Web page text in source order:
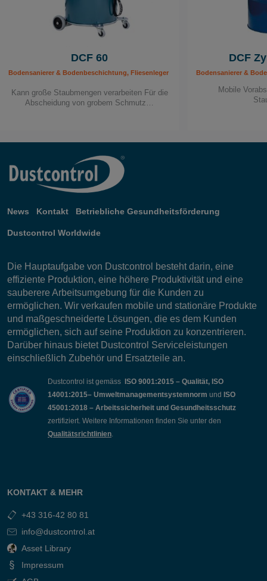
DCF 60
Bodensanierer & Bodenbeschichtung, Fliesenleger & Steinmetze, Maler &
Kann große Staubmengen verarbeiten Für die
Abscheidung von grobem Schmutz…
DCF
Bodensanierer &
Mobile
News Kontakt Betriebliche Gesundheitsförderung
Dustcontrol Worldwide
Die Hauptaufgabe von Dustcontrol besteht darin, eine
effiziente Produktion, eine höhere Produktivität und eine
sauberere Arbeitsumgebung für die Kunden zu
ermöglichen. Wir verkaufen mobile und stationäre Produkte
und maßgeschneiderte Lösungen, die es dem Kunden
ermöglichen, sich auf seine Produktion zu konzentrieren.
Darüber hinaus bietet Dustcontrol Serviceleistungen
einschließlich Zubehör und Ersatzteile an.
Dustcontrol ist gemäss
ISO 9001:2015 – Qualität, ISO
14001:2015– Umweltmanagementsystemnorm und ISO
45001:2018 – Arbeitssicherheit und Gesundheitsschutz
zertifiziert. Weitere Informationen finden Sie unter den
Qualitätsrichtlinien.
KONTAKT & MEHR
+43 316-42 80 81
info@dustcontrol.at
Asset Library
Impressum